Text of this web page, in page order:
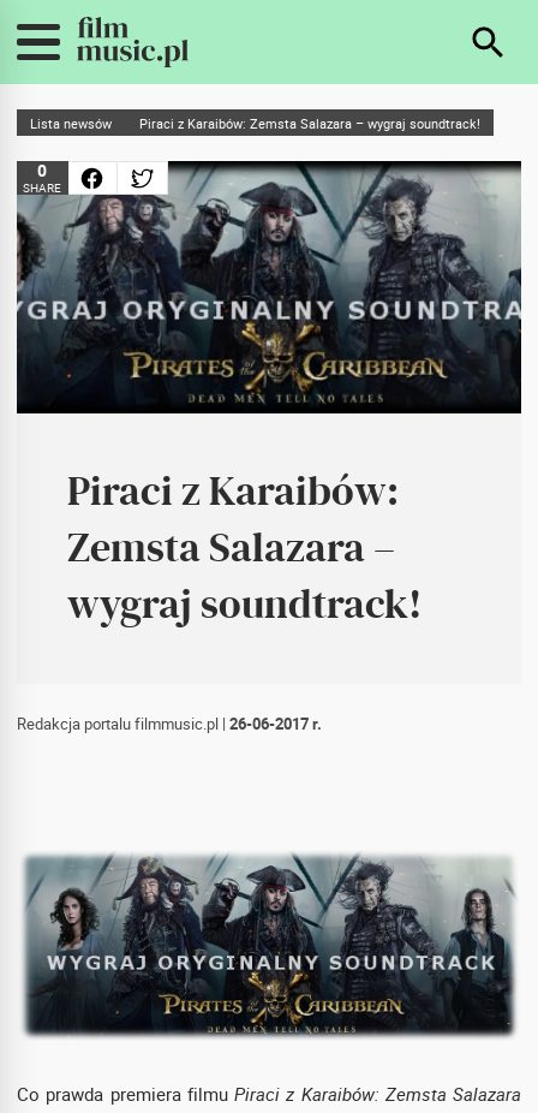
Lista newsów Piraci z Karaibów: Zemsta Salazara – wygraj soundtrack!
Piraci z Karaibów:
Zemsta Salazara –
wygraj soundtrack!
0
SHARE
Redakcja portalu filmmusic.pl | 26-06-2017 r.
Co prawda premiera filmu Piraci z Karaibów: Zemsta Salazara